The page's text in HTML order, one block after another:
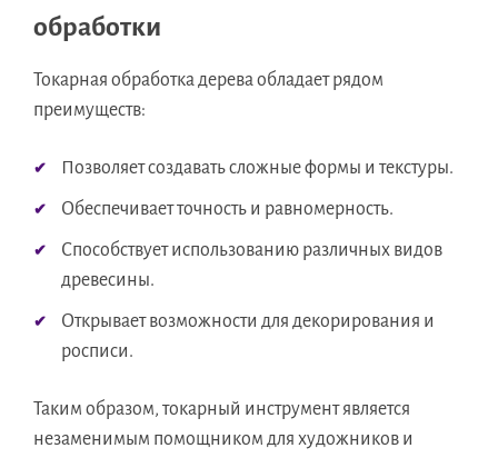
обработки
Токарная обработка дерева обладает рядом
преимуществ:
Позволяет создавать сложные формы и текстуры.
Обеспечивает точность и равномерность.
Способствует использованию различных видов
древесины.
Открывает возможности для декорирования и
росписи.
Таким образом, токарный инструмент является
незаменимым помощником для художников и